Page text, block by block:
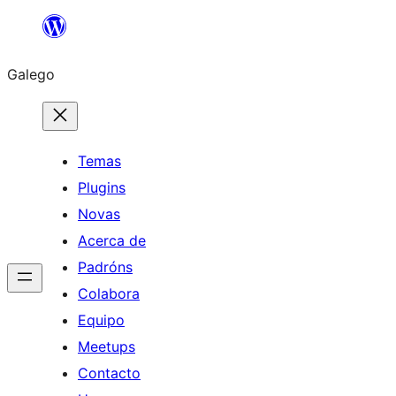
Saltar
contido
Galego
Temas
Plugins
Novas
Acerca de
Padróns
Colabora
Equipo
Meetups
Contacto